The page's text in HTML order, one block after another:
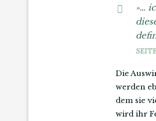
»…
Die
werden
dem sie
wird ihr